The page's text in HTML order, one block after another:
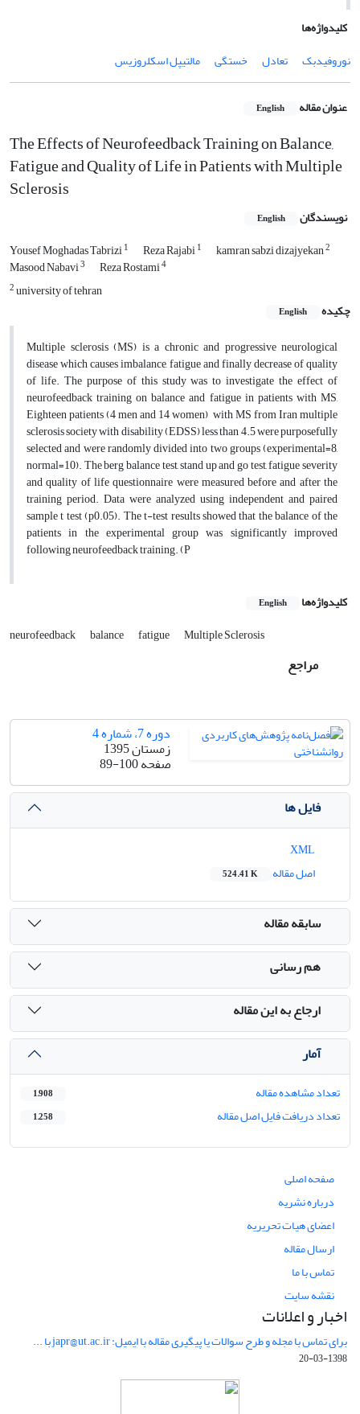
کلیدواژه‌ها
نوروفیدبک
تعادل خستگی مالتیپل اسکلروزیس
عنوان مقاله English
The Effects of Neurofeedback Training on Balance,
Fatigue and Quality of Life in Patients with Multiple
Sclerosis
نویسندگان English
Yousef Moghadas Tabrizi1 Reza Rajabi1 kamran sabzi dizajyekan2
Masood Nabavi3 Reza Rostami4
2university of tehran
چکیده
English
Multiple sclerosis (MS) is a chronic and progressive neurological
disease which causes imbalance, fatigue and finally decrease of quality
of life. The purpose of this study was to investigate the effect of
neurofeedback training on balance and fatigue in patients with MS,
Eighteen patients (4 men and 14 women) with MS from Iran multiple
sclerosis society with disability (EDSS) less than 4.5 were purposefully
selected and were randomly divided into two groups (experimental=8,
normal=10). The berg balance test, stand up and go test, fatigue severity
and quality of life questionnaire were measured before and after the
training period. Data were analyzed using independent and paired
sample t test (p0.05). The t-test results showed that the balance of the
patients in the experimental group was significantly improved
following neurofeedback training. (P
کلیدواژه‌ها English
neurofeedback balance fatigue Multiple Sclerosis
مراجع
دوره 7، شماره 4
زمستان 1395
صفحه89-100
فایل ها
اصل مقاله
524.41 K
سابقه مقاله
هم رسانی
ارجاع به این مقاله
آمار
تعداد مشاهده مقاله 1,908
تعداد دریافت فایل اصل مقاله 1,258
صفحه اصلی
درباره نشریه
اعضای هیات تحریریه
ارسال مقاله
تماس با ما
نقشه سایت
اخبار و اعلانات
برای تماس با مجله و طرح سوالات یا پیگیری مقاله با ایمیل: japr@ut.ac.ir با ...
1398-03-20